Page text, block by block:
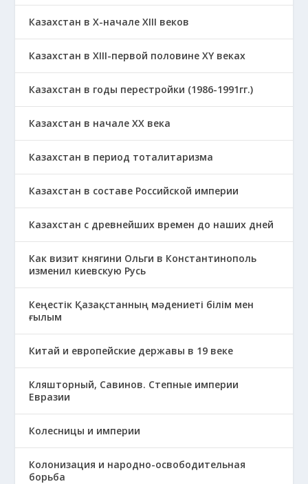
Казахстан в X-начале XIII веков
Казахстан в XIII-первой половине ХҮ веках
Казахстан в годы перестройки (1986-1991гг.)
Казахстан в начале ХХ века
Казахстан в период тоталитаризма
Казахстан в составе Российской империи
Казахстан с древнейших времен до наших дней
Как визит княгини Ольги в Константинополь
изменил киевскую Русь
Кеңестік Қазақстанның мәдениеті білім мен
ғылым
Китай и европейские державы в 19 веке
Кляшторный, Савинов. Степные империи
Евразии
Колесницы и империи
Колонизация и народно-освободительная
борьба